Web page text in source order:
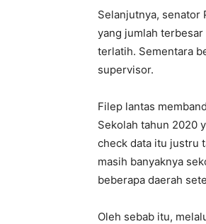
Selanjutnya, senator
yang jumlah
terlatih. Sementara
supervisor.
Filep lantas
Sekolah tahun 2020
check data itu justru
masih banyaknya
beberapa daerah
Oleh sebab itu,